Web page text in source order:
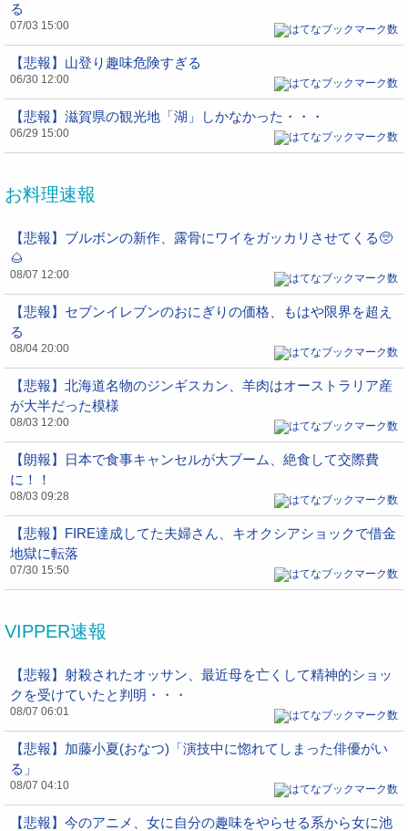
る
07/03 15:00
【悲報】山登り趣味危険すぎる
06/30 12:00
【悲報】滋賀県の観光地「湖」しかなかった・・・
06/29 15:00
お料理速報
【悲報】ブルボンの新作、露骨にワイをガッカリさせてくる🥺
🌰
08/07 12:00
【悲報】セブンイレブンのおにぎりの価格、もはや限界を超え
る
08/04 20:00
【悲報】北海道名物のジンギスカン、羊肉はオーストラリア産
が大半だった模様
08/03 12:00
【朗報】日本で食事キャンセルが大ブーム、絶食して交際費
に！！
08/03 09:28
【悲報】FIRE達成してた夫婦さん、キオクシアショックで借金
地獄に転落
07/30 15:50
VIPPER速報
【悲報】射殺されたオッサン、最近母を亡くして精神的ショッ
クを受けていたと判明・・・
08/07 06:01
【悲報】加藤小夏(おなつ)「演技中に惚れてしまった俳優がい
る」
08/07 04:10
【悲報】今のアニメ、女に自分の趣味をやらせる系から女に池